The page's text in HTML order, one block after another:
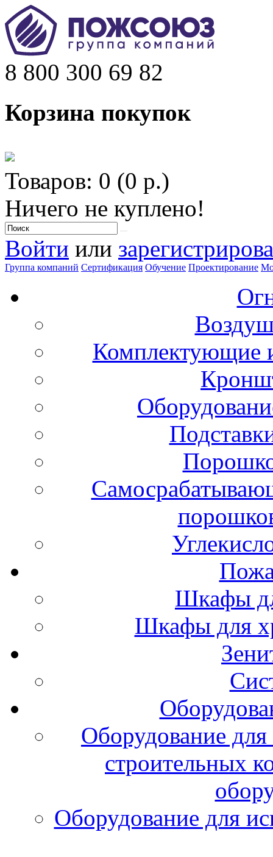
8 800 300 69 82
Корзина покупок
Товаров: 0 (0 р.)
Ничего не куплено!
Войти или
Группа компаний Сертификация Обучение Проектирование
Комплектующие
Шкафы
Шкафы для
Оборудование
строительных
Оборудование для